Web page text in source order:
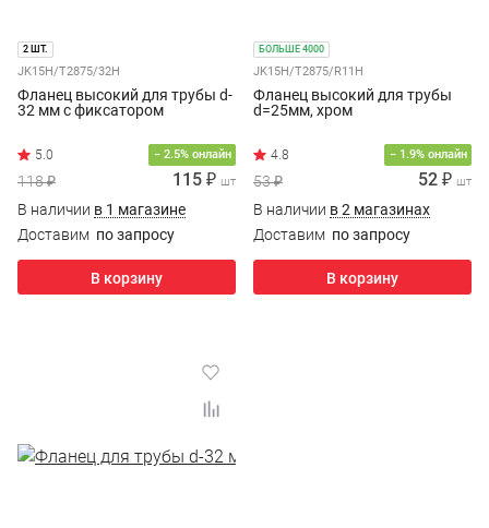
2 ШТ.
JK15H/T2875/32H
Фланец высокий для трубы d-
32 мм с фиксатором
− 2.5% онлайн
118 ₽ 115 ₽ шт
В наличии в 1 магазине
Доставим по запросу
В корзину
БОЛЬШЕ 4000
JK15H/T2875/R11H
Фланец высокий для трубы
d=25мм, хром
4.8 − 1.9% онлайн
53 ₽ 52 ₽ шт
В наличии в 2 магазинах
Доставим по запросу
В корзину